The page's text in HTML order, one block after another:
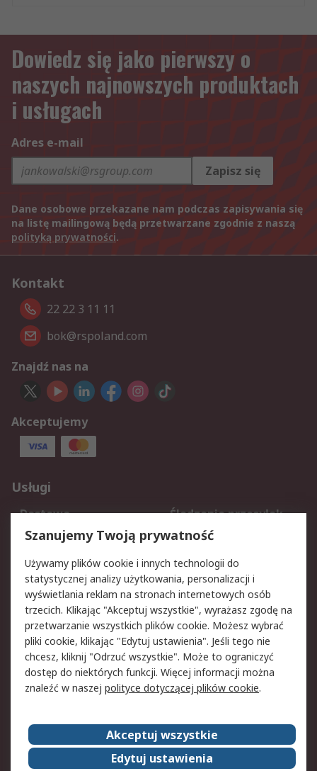
Dowiedz się jako pierwszy o
naszych najnowszych produktach
i usługach
Adres e-mail
Zapisz się
Dane osobowe przekazane nam podczas zapisywania się
na listę mailingową będą przetwarzane zgodnie z naszą
polityką prywatności.
Kontakt
22 22 3 11 11
bok@rspoland.com
Znajdź nas na
Akceptujemy
Usługi
Dostawa
Śledzenie przesyłek
Reklamacje i zwroty
Rejestracja
Aspekty prawne
Bezpieczeństwo e-
maila
Polityka dotycząca
plików cookie
Polityka prywatności
Użytkowanie witryny
Zastrzeżenia prawne
Warunki Sprzedaży
Kontakt
O firmie RS
RS na świecie
Szanujemy Twoją prywatność
Używamy plików cookie i innych technologii do
statystycznej analizy użytkowania, personalizacji i
wyświetlania reklam na stronach internetowych osób
trzecich. Klikając "Akceptuj wszystkie", wyrażasz zgodę na
przetwarzanie wszystkich plików cookie. Możesz wybrać
pliki cookie, klikając "Edytuj ustawienia". Jeśli tego nie
chcesz, kliknij "Odrzuć wszystkie". Może to ograniczyć
dostęp do niektórych funkcji. Więcej informacji można
znaleźć w naszej polityce dotyczącej plików cookie.
Akceptuj wszystkie
Edytuj ustawienia